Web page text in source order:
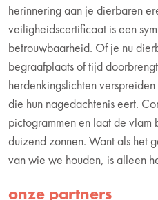
herinnering aan je dierbaren
veiligheidscertificaat is een
betrouwbaarheid. Of je nu
begraafplaats of tijd
herdenkingslichten
die hun nagedachtenis eert.
pictogrammen en laat de vlam
duizend zonnen. Want als het
van wie we houden, is alleen
onze partners